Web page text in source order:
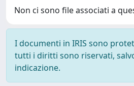
Non ci sono file associati a
I documenti in IRIS sono
tutti i diritti sono riservati,
indicazione.